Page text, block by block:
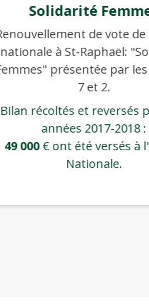
Solidarité
de vote de
nationale à St-Raphaël:
présentée par
7 et 2.
Bilan récoltés et reversés
années 2017-2018 :
49 000€ ont été versés à
Nationale.